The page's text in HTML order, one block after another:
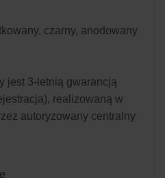
czarny, anodowany
jest 3-letnią gwarancją
realizowaną w
autoryzowany centralny